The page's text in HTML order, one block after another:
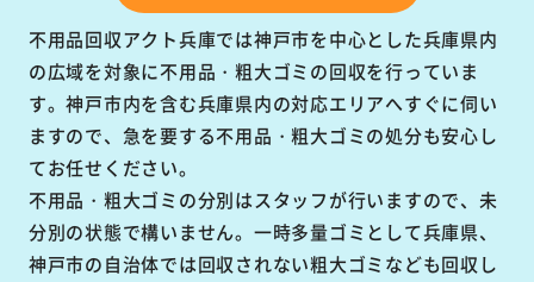
不用品回収アクト兵庫では神戸市を中心とした兵庫県内
の広域を対象に不用品・粗大ゴミの回収を行っていま
す。神戸市内を含む兵庫県内の対応エリアへすぐに伺い
ますので、急を要する不用品・粗大ゴミの処分も安心し
てお任せください。
不用品・粗大ゴミの分別はスタッフが行いますので、未
分別の状態で構いません。一時多量ゴミとして兵庫県、
神戸市の自治体では回収されない粗大ゴミなども回収し